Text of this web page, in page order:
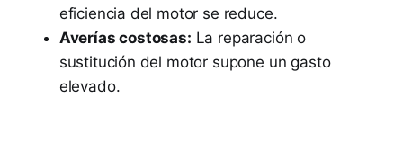
eficiencia del motor se reduce.
Averías costosas: La reparación o
sustitución del motor supone un gasto
elevado.